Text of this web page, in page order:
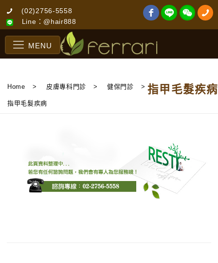
(02)2756-5558
Line：@hair888
MENU
指甲毛髮疾病
Home > 皮膚專科門診 > 健保門診 >
指甲毛髮疾病